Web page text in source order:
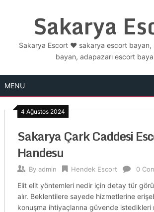
Sakarya
Sakarya Escort ❤️ sakarya escort bayan,
bayan, adapazarı escort
MENU
4 Ağustos 2024
Sakarya Çark Caddesi
Handesu
By admin Hendek Escort 0
Elit elit yöntemleri nedir için detay tür
alır. Beklentilere sayede hizmetlerine
konuşma ihtiyaçlarına güvende istedikleri